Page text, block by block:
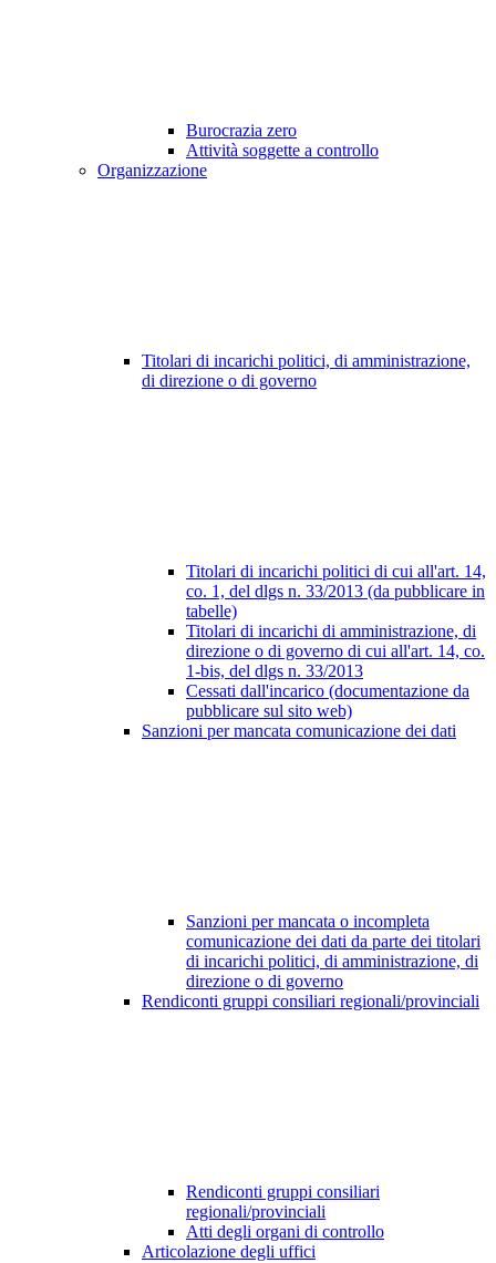
Burocrazia zero
Attività soggette a controllo
Organizzazione
Titolari di incarichi politici, di amministrazione,
di direzione o di governo
Titolari di incarichi politici di cui all'art. 14,
co. 1, del dlgs n. 33/2013 (da pubblicare in
tabelle)
Titolari di incarichi di amministrazione, di
direzione o di governo di cui all'art. 14, co.
1-bis, del dlgs n. 33/2013
Cessati dall'incarico (documentazione da
pubblicare sul sito web)
Sanzioni per mancata comunicazione dei dati
Sanzioni per mancata o incompleta
comunicazione dei dati da parte dei titolari
di incarichi politici, di amministrazione, di
direzione o di governo
Rendiconti gruppi consiliari regionali/provinciali
Rendiconti gruppi consiliari
regionali/provinciali
Atti degli organi di controllo
Articolazione degli uffici